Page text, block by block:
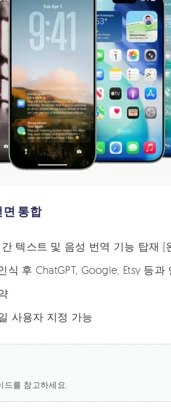
통합
텍스트 및 음성 번역 기능 탑재 (
후 ChatGPT, Google, Etsy 등
사용자 지정 가능
드를 참고하세요.